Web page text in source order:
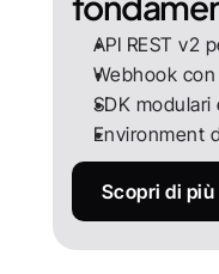
API REST v2
Webhook
SDK
Environment
Scopri di più